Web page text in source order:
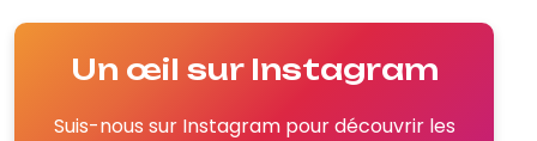
Un œil sur Instagram
Suis-nous sur Instagram pour découvrir les